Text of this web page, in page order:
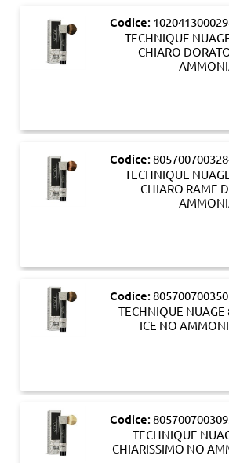
Codice:
TECHNIQUE
CHIARO
Codice:
TECHNIQUE
CHIARO RAME
Codice:
TECHNIQUE
ICE NO
Codice:
TECHNIQUE
CHIARISSIMO NO